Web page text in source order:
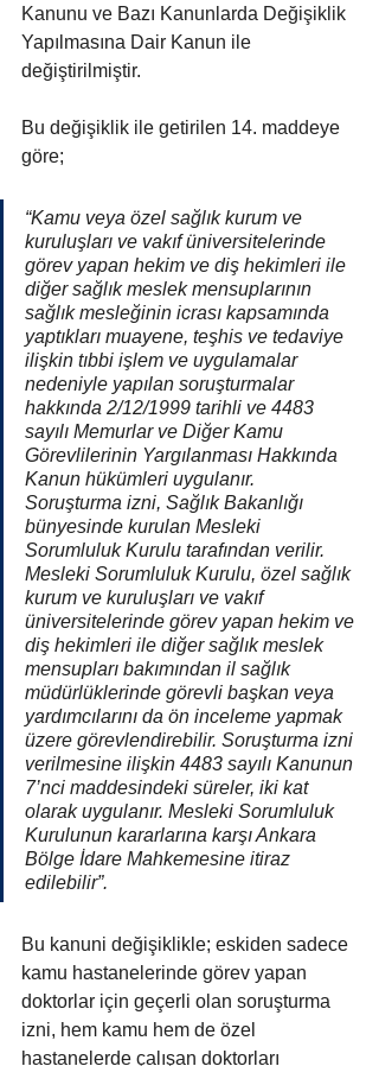
Kanunu ve Bazı Kanunlarda Değişiklik
Yapılmasına Dair Kanun ile
değiştirilmiştir.
Bu değişiklik ile getirilen 14. maddeye
göre;
“Kamu veya özel sağlık kurum ve
kuruluşları ve vakıf üniversitelerinde
görev yapan hekim ve diş hekimleri ile
diğer sağlık meslek mensuplarının
sağlık mesleğinin icrası kapsamında
yaptıkları muayene, teşhis ve tedaviye
ilişkin tıbbi işlem ve uygulamalar
nedeniyle yapılan soruşturmalar
hakkında 2/12/1999 tarihli ve 4483
sayılı Memurlar ve Diğer Kamu
Görevlilerinin Yargılanması Hakkında
Kanun hükümleri uygulanır.
Soruşturma izni, Sağlık Bakanlığı
bünyesinde kurulan Mesleki
Sorumluluk Kurulu tarafından verilir.
Mesleki Sorumluluk Kurulu, özel sağlık
kurum ve kuruluşları ve vakıf
üniversitelerinde görev yapan hekim ve
diş hekimleri ile diğer sağlık meslek
mensupları bakımından il sağlık
müdürlüklerinde görevli başkan veya
yardımcılarını da ön inceleme yapmak
üzere görevlendirebilir. Soruşturma izni
verilmesine ilişkin 4483 sayılı Kanunun
7’nci maddesindeki süreler, iki kat
olarak uygulanır. Mesleki Sorumluluk
Kurulunun kararlarına karşı Ankara
Bölge İdare Mahkemesine itiraz
edilebilir”.
Bu kanuni değişiklikle; eskiden sadece
kamu hastanelerinde görev yapan
doktorlar için geçerli olan soruşturma
izni, hem kamu hem de özel
hastanelerde çalışan doktorları